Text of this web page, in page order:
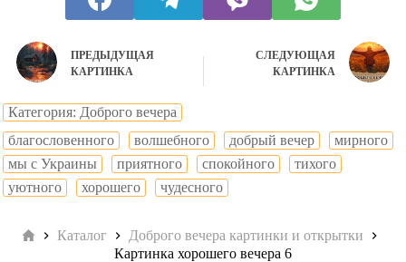
ПРЕДЫДУЩАЯ
КАРТИНКА
СЛЕДУЮЩАЯ
КАРТИНКА
Категория: Доброго вечера
благословенного
волшебного добрый вечер
мирного
мы с Украины
приятного спокойного
тихого
уютного
хорошего чудесного
ГлавнаяКаталог
Доброго вечера картинки и открытки
Картинка хорошего вечера 6